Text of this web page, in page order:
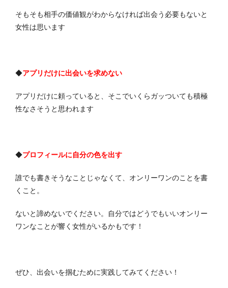
そもそも相手の価値観がわからなければ出会う必要もないと
女性は思います
◆アプリだけに出会いを求めない
アプリだけに頼っていると、そこでいくらガッついても積極
性なさそうと思われます
◆プロフィールに自分の色を出す
誰でも書きそうなことじゃなくて、オンリーワンのことを書
くこと。
ないと諦めないでください。自分ではどうでもいいオンリー
ワンなことが響く女性がいるかもです！
ぜひ、出会いを掴むために実践してみてください！